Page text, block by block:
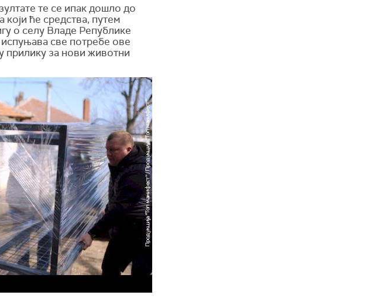
те се ипак дошло до
који ће средства, путем
о селу Владе Републике
све потребе ове
прилику за нови животни